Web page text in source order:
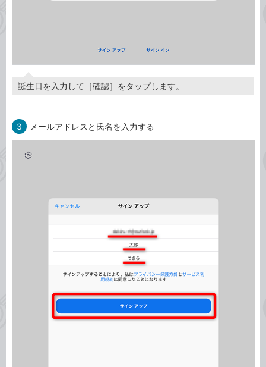
誕生日を入力して［確認］をタップします。
3 メールアドレスと氏名を入力する